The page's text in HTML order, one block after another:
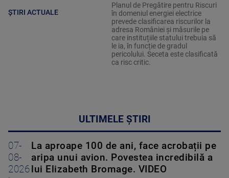
ȘTIRI ACTUALE
Planul de Pregătire pentru Riscuri
în domeniul energiei electrice
prevede clasificarea riscurilor la
adresa României și măsurile pe
care instituțiile statului trebuia să
le ia, în funcție de gradul
pericolului. Seceta este clasificată
ca risc critic.
ULTIMELE ȘTIRI
07-
08-
2026
La aproape 100 de ani, face acrobații pe
aripa unui avion. Povestea incredibilă a
lui Elizabeth Bromage. VIDEO